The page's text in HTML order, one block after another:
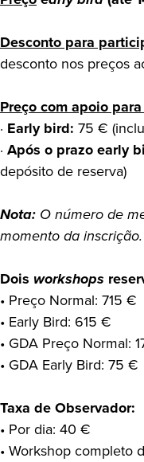
Desconto para
desconto nos preços
Preço com apoio
· Early bird: 75 €
· Após o prazo early
depósito de reserva)
Nota: O número de
momento da inscrição.
Dois workshops
• Preço Normal: 715 €
• Early Bird: 615 €
• GDA Preço Normal:
• GDA Early Bird: 75 €
Taxa de Observador:
• Por dia: 40 €
• Workshop completo